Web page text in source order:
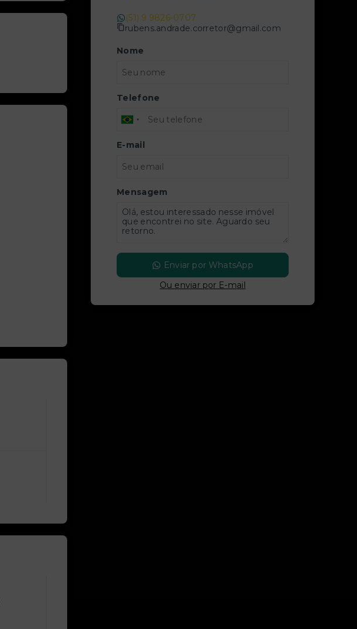
(51) 9 9826-0707
rubens.andrade.corretor@gmail.com
Nome
Telefone
E-mail
Mensagem
Enviar por WhatsApp
Ou enviar por E-mail